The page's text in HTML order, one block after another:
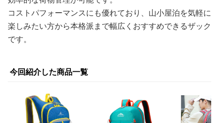
コストパフォーマンスにも優れており、山小屋泊を気軽に
楽しみたい方から本格派まで幅広くおすすめできるザック
です。
今回紹介した商品一覧